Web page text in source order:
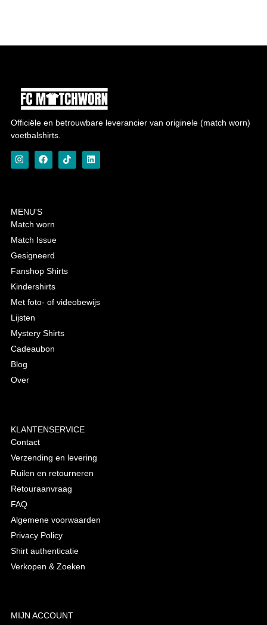
Officiële en betrouwbare leverancier van originele (match worn)
voetbalshirts.
MENU'S
Match worn
Match Issue
Gesigneerd
Fanshop Shirts
Kindershirts
Met foto- of videobewijs
Lijsten
Mystery Shirts
Cadeaubon
Blog
Over
KLANTENSERVICE
Contact
Verzending en levering
Ruilen en retourneren
Retouraanvraag
FAQ
Algemene voorwaarden
Privacy Policy
Shirt authenticatie
Verkopen & Zoeken
MIJN ACCOUNT